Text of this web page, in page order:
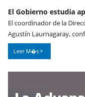
El Gobierno estudia
El coordinador de la
Agustín Laurnagaray,
Leer M�s